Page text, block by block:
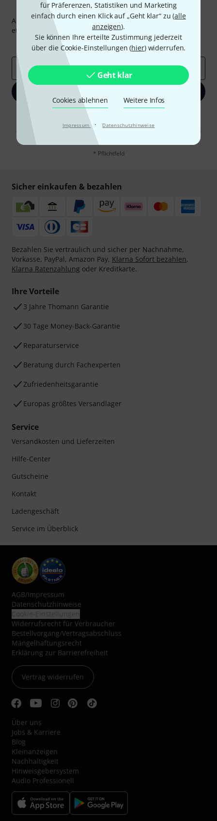
für Präferenzen, Statistiken und Marketing
einfach durch einen Klick auf „Geht klar“ zu (alle
anzeigen).
Sie können Ihre erteilte Zustimmung jederzeit
über die Cookie-Einstellungen (hier) widerrufen.
Geht klar
Cookies ablehnen Weitere Infos
Impressum · Datenschutzhinweise
Thomann Newsletter
Abonniere den Thomann Newsletter und gewinne mit
etwas Glück einen von
50 Gutscheinen
Inspirierende Beiträge
Deals Thomann Insights
E-Mail-Adresse*
Mit Klick auf „Jetzt anmelden“ stimmen Sie dem Erhalt von E-Mail-
Werbung und einer Messung des E-Mail-Nutzungsverhaltens zu. Die
Abmeldung ist jederzeit möglich. Weitere Informationen finden Sie in
Datenschutzhinweisen
* Pflichtfeld
Sicher einkaufen & bezahlen
Bezahlen Sie vertraulich und sicher per Nachnahme,
Vorkasse, PayPal, Amazon Pay, Klarna Sofort bezahlen,
Klarna Ratenzahlung oder Kreditkarte.
Ihre Vorteile
3 Jahre Thomann Garantie
30 Tage Money-Back-Garantie
Reparaturservice
Beratung durch Fachexperten
Zufriedenheitsgarantie
Europas größtes Versandlager
Service
Versandkosten und Lieferzeiten
Hilfe-Center
Gutscheine
Kontakt
Ladengeschäft
Service im Überblick
AGB/Impressum
Datenschutzhinweise
Widerrufsrecht für Verbraucher
Bestellvorgang/Vertragsabschluss
Mängelhaftungsrecht
Erklärung zur Barrierefreiheit
Vertrag widerrufen
Über uns
Jobs & Karriere
Blog
Kleinanzeigen
Nachhaltigkeit
Hinweisgebersystem
Audio Professionell